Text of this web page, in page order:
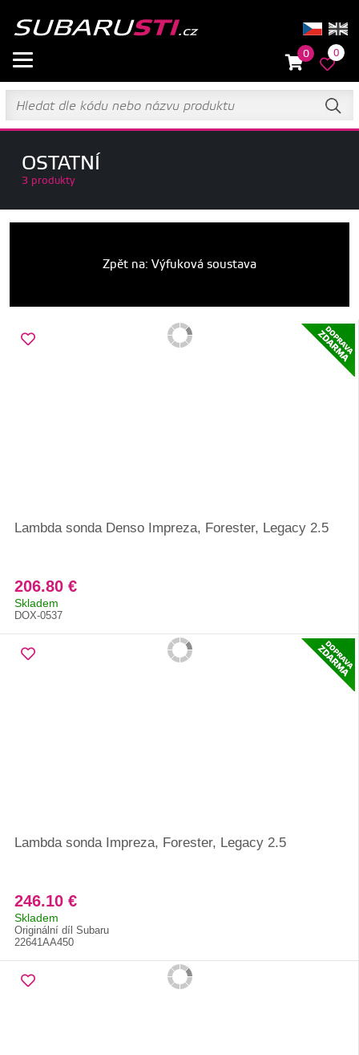
0 0
OSTATNÍ
3 produkty
Zpět na: Výfuková soustava
Lambda sonda Denso Impreza, Forester, Legacy 2.5
206.80 €
Skladem
DOX-0537
Lambda sonda Impreza, Forester, Legacy 2.5
246.10 €
Skladem
Originální díl Subaru
22641AA450